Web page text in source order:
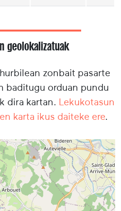
geolokalizatuak
zonbait pasarte
baditugu orduan pundu
dira kartan. Lekukotasun
karta ikus daiteke ere.